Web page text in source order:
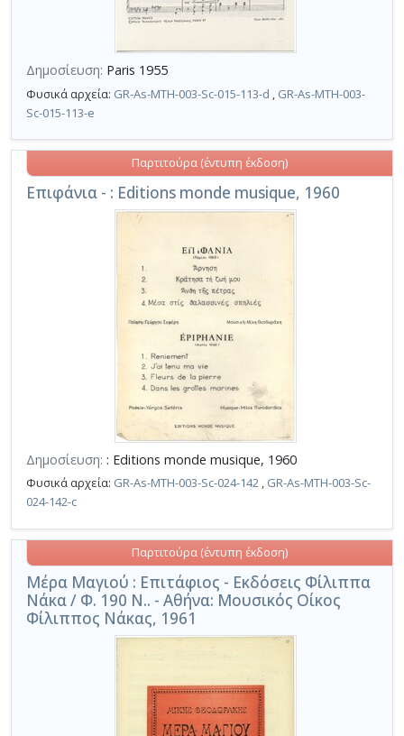
Δημοσίευση: Paris 1955
Φυσικά αρχεία: GR-As-MTH-003-Sc-015-113-d
GR-As-MTH-003-
Sc-015-113-e
Επιφάνια - : Editions monde musique, 1960
Παρτιτούρα (έντυπη έκδοση)
Δημοσίευση: : Editions monde musique, 1960
Φυσικά αρχεία: GR-As-MTH-003-Sc-024-142 , GR-As-MTH-003-Sc-
024-142-c
Μέρα Μαγιού : Επιτάφιος - Εκδόσεις Φίλιππα
Νάκα / Φ. 190 Ν.. - Αθήνα: Μουσικός Οίκος
Φίλιππος Νάκας, 1961
Παρτιτούρα (έντυπη έκδοση)